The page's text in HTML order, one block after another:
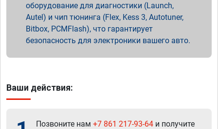
оборудование для диагностики (Launch,
Autel) и чип тюнинга (Flex, Kess 3, Autotuner,
Bitbox, PCMFlash), что гарантирует
безопасность для электроники вашего авто.
Ваши действия:
Позвоните нам +7 861 217-93-64 и получите